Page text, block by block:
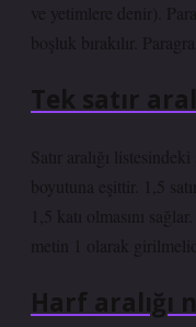
ve yetimlere denir).
boşluk bırakılır.
Tek satır
Satır aralığı
boyutuna eşittir. 1,5
1,5 katı olmasını
metin 1 olarak
Harf aralığı